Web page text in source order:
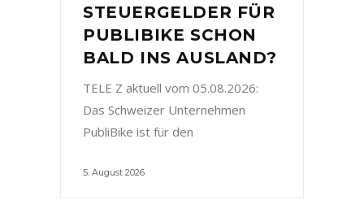
STEUERGELDER FÜR
PUBLIBIKE SCHON
BALD INS AUSLAND?
TELE Z aktuell vom 05.08.2026:
Das Schweizer Unternehmen
PubliBike ist für den
5. August 2026